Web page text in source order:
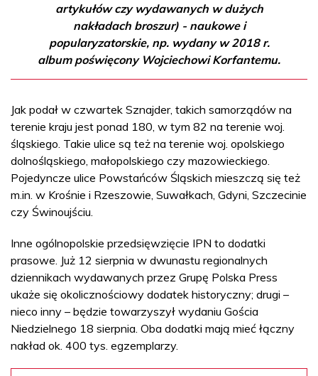
artykułów czy wydawanych w dużych
nakładach broszur) - naukowe i
popularyzatorskie, np. wydany w 2018 r.
album poświęcony Wojciechowi Korfantemu.
Jak podał w czwartek Sznajder, takich samorządów na
terenie kraju jest ponad 180, w tym 82 na terenie woj.
śląskiego. Takie ulice są też na terenie woj. opolskiego
dolnośląskiego, małopolskiego czy mazowieckiego.
Pojedyncze ulice Powstańców Śląskich mieszczą się też
m.in. w Krośnie i Rzeszowie, Suwałkach, Gdyni, Szczecinie
czy Świnoujściu.
Inne ogólnopolskie przedsięwzięcie IPN to dodatki
prasowe. Już 12 sierpnia w dwunastu regionalnych
dziennikach wydawanych przez Grupę Polska Press
ukaże się okolicznościowy dodatek historyczny; drugi –
nieco inny – będzie towarzyszył wydaniu Gościa
Niedzielnego 18 sierpnia. Oba dodatki mają mieć łączny
nakład ok. 400 tys. egzemplarzy.